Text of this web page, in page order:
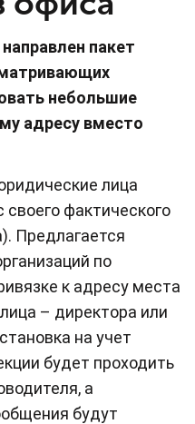
пакет
небольшие
адресу вместо
лица
фактического
Предлагается
по
к адресу места
– директора или
на учет
будет проходить
а
будут